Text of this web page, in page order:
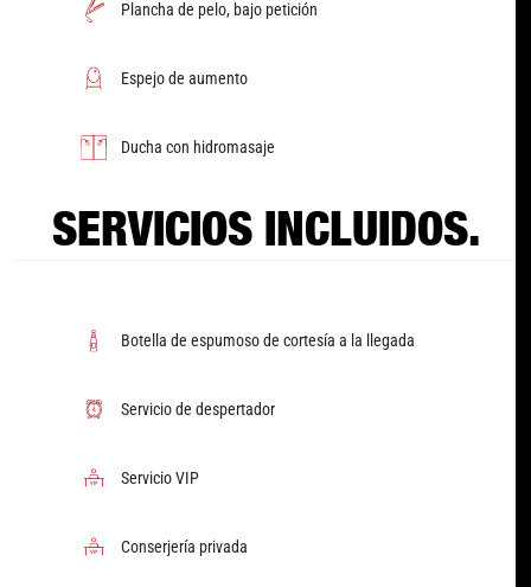
Plancha de pelo, bajo petición
Espejo de aumento
Ducha con hidromasaje
SERVICIOS INCLUIDOS.
Botella de espumoso de cortesía a la llegada
Servicio de despertador
Servicio VIP
Conserjería privada